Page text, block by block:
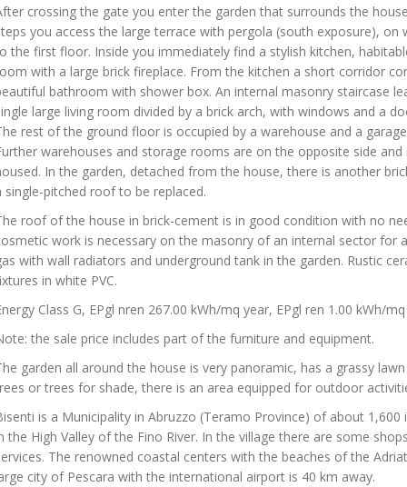
crossing the gate you enter the garden that surrounds the
you access the large terrace with pergola (south exposure),
the first floor. Inside you immediately find a stylish kitchen,
with a large brick fireplace. From the kitchen a short corridor
bathroom with shower box. An internal masonry staircase
large living room divided by a brick arch, with windows and a
rest of the ground floor is occupied by a warehouse and a
warehouses and storage rooms are on the opposite side
In the garden, detached from the house, there is another
single-pitched roof to be replaced.
roof of the house in brick-cement is in good condition with no
work is necessary on the masonry of an internal sector for
with wall radiators and underground tank in the garden. Rustic
in white PVC.
Class G, EPgl nren 267.00 kWh/mq year, EPgl ren 1.00 kWh/
the sale price includes part of the furniture and equipment.
garden all around the house is very panoramic, has a grassy
or trees for shade, there is an area equipped for outdoor
is a Municipality in Abruzzo (Teramo Province) of about
the High Valley of the Fino River. In the village there are some
The renowned coastal centers with the beaches of the
city of Pescara with the international airport is 40 km away.